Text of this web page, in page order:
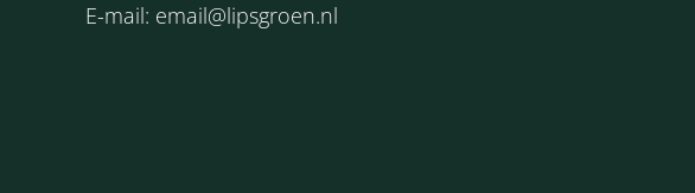
E-mail: email@lipsgroen.nl